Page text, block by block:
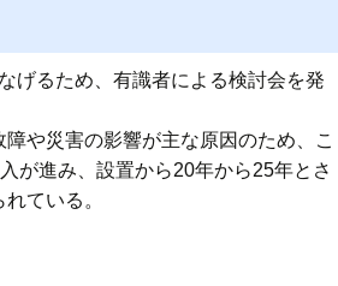
げるため、有識者による検討会を発
や災害の影響が主な原因のため、こ
が進み、設置から20年から25年とさ
ている。